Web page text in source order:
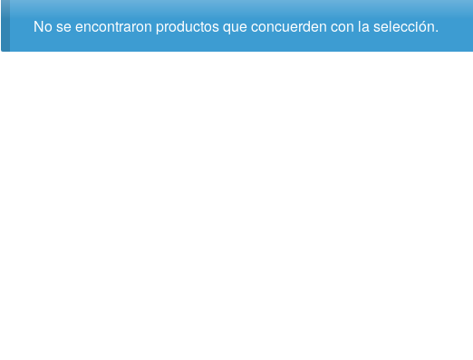
No se encontraron productos que concuerden con la selección.